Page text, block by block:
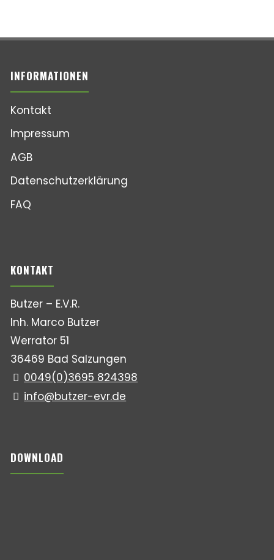
INFORMATIONEN
Kontakt
Impressum
AGB
Datenschutzerklärung
FAQ
KONTAKT
Butzer – E.V.R.
Inh. Marco Butzer
Werrator 51
36469 Bad Salzungen
0049(0)3695 824398
info@butzer-evr.de
DOWNLOAD